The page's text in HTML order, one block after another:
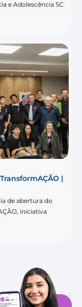
e Adolescência SC
|
de abertura do
iniciativa